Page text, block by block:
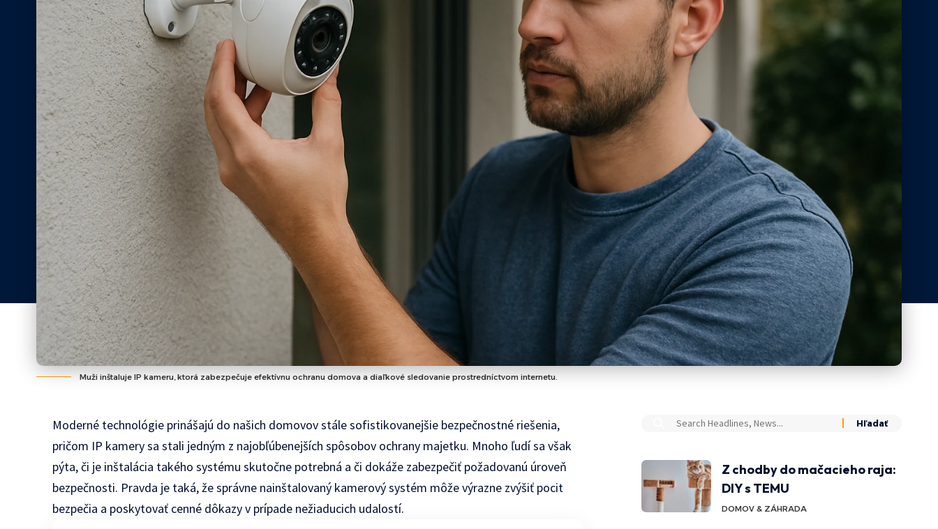
Muži inštaluje IP kameru, ktorá zabezpečuje efektívnu ochranu domova a diaľkové sledovanie prostredníctvom internetu.
Moderné technológie prinášajú do našich domovov stále sofistikovanejšie bezpečnostné riešenia,
pričom IP kamery sa stali jedným z najobľúbenejších spôsobov ochrany majetku. Mnoho ľudí sa však
pýta, či je inštalácia takého systému skutočne potrebná a či dokáže zabezpečiť požadovanú úroveň
bezpečnosti. Pravda je taká, že správne nainštalovaný kamerový systém môže výrazne zvýšiť pocit
bezpečia a poskytovať cenné dôkazy v prípade nežiaducich udalostí.
Z chodby do mačacieho raja:
DIY s TEMU
DOMOV & ZÁHRADA